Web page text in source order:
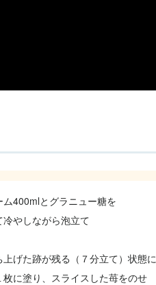
400mlとグラニュー糖を
やしながら泡立て
げた跡が残る（７分立て）状態に
に塗り、スライスした苺をのせ